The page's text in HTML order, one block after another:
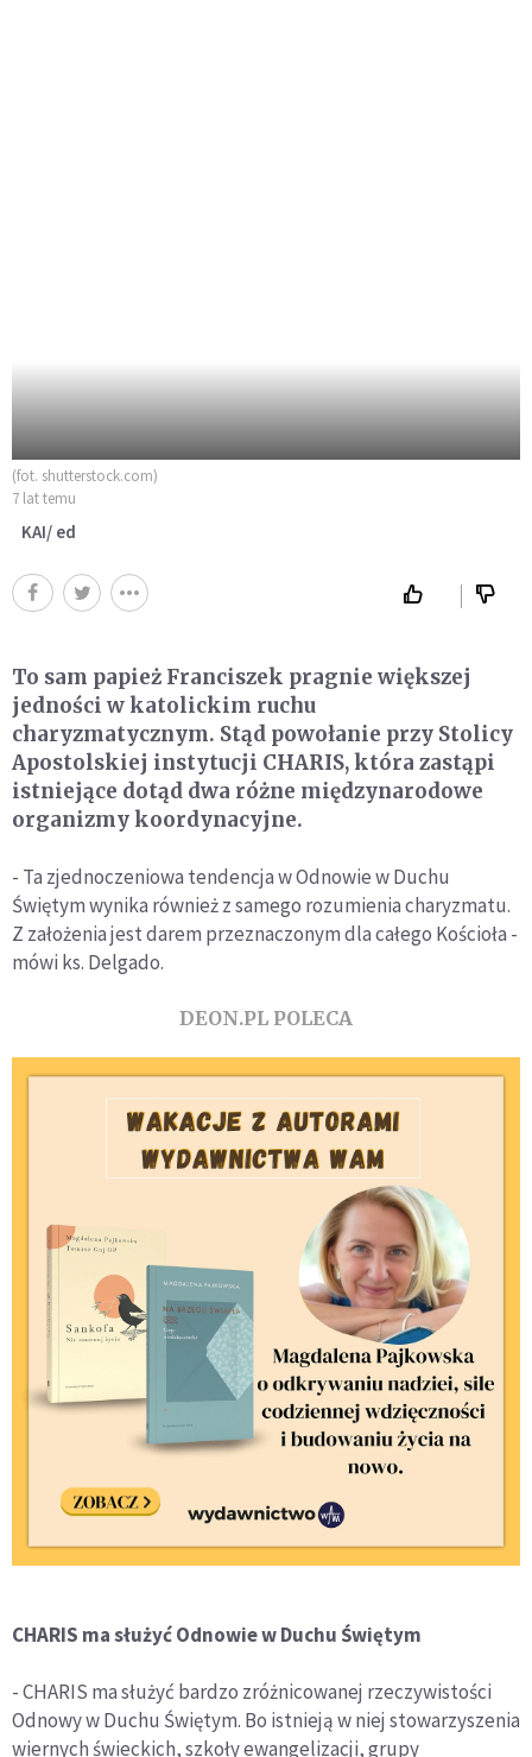
(fot. shutterstock.com)
7 lat temu
KAI/ ed
To sam papież Franciszek pragnie większej
jedności w katolickim ruchu
charyzmatycznym. Stąd powołanie przy Stolicy
Apostolskiej instytucji CHARIS, która zastąpi
istniejące dotąd dwa różne międzynarodowe
organizmy koordynacyjne.
- Ta zjednoczeniowa tendencja w Odnowie w Duchu
Świętym wynika również z samego rozumienia charyzmatu.
Z założenia jest darem przeznaczonym dla całego Kościoła -
mówi ks. Delgado.
DEON.PL POLECA
CHARIS ma służyć Odnowie w Duchu Świętym
- CHARIS ma służyć bardzo zróżnicowanej rzeczywistości
Odnowy w Duchu Świętym. Bo istnieją w niej stowarzyszenia
wiernych świeckich, szkoły ewangelizacji, grupy